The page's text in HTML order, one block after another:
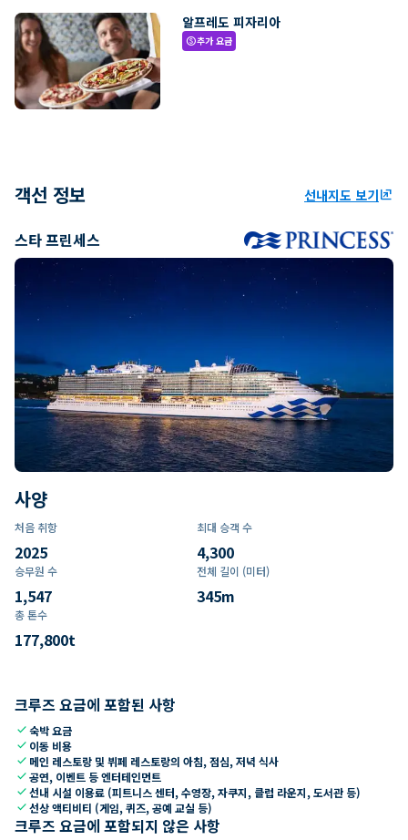
알프레도 피자리아
paid추가 요금
객선 정보 선내지도 보기ungroup
스타 프린세스
사양
처음 취항
2025
최대 승객 수
4,300
승무원 수
1,547
전체 길이 (미터)
345m
총 톤수
177,800t
크루즈 요금에 포함된 사항
check숙박 요금
check 이동 비용
check 메인 레스토랑 및 뷔페 레스토랑의 아침, 점심, 저녁 식사
check공연, 이벤트 등 엔터테인먼트
check선내 시설 이용료 (피트니스 센터, 수영장, 자쿠지, 클럽 라운지, 도서관 등)
check선상 액티비티 (게임, 퀴즈, 공예 교실 등)
크루즈 요금에 포함되지 않은 사항